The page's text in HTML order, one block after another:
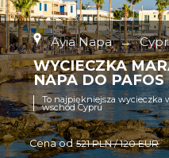
Ayia Napa → Cypr
WYCIECZKA
NAPA DO PAFOS
To najpiękniejsza wycieczka
wschód Cypru
Cena od 521 PLN / 120 EUR